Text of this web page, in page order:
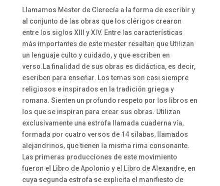
Llamamos Mester de Clerecía a la forma de escribir y
al conjunto de las obras que los clérigos crearon
entre los siglos XIII y XIV. Entre las características
más importantes de este mester resaltan que Utilizan
un lenguaje culto y cuidado, y que escriben en
verso.La finalidad de sus obras es didáctica, es decir,
escriben para enseñar. Los temas son casi siempre
religiosos e inspirados en la tradición griega y
romana. Sienten un profundo respeto por los libros en
los que se inspiran para crear sus obras. Utilizan
exclusivamente una estrofa llamada cuaderna vía,
formada por cuatro versos de 14 sílabas, llamados
alejandrinos, que tienen la misma rima consonante.
Las primeras producciones de este movimiento
fueron el Libro de Apolonio y el Libro de Alexandre, en
cuya segunda estrofa se explicita el manifiesto de